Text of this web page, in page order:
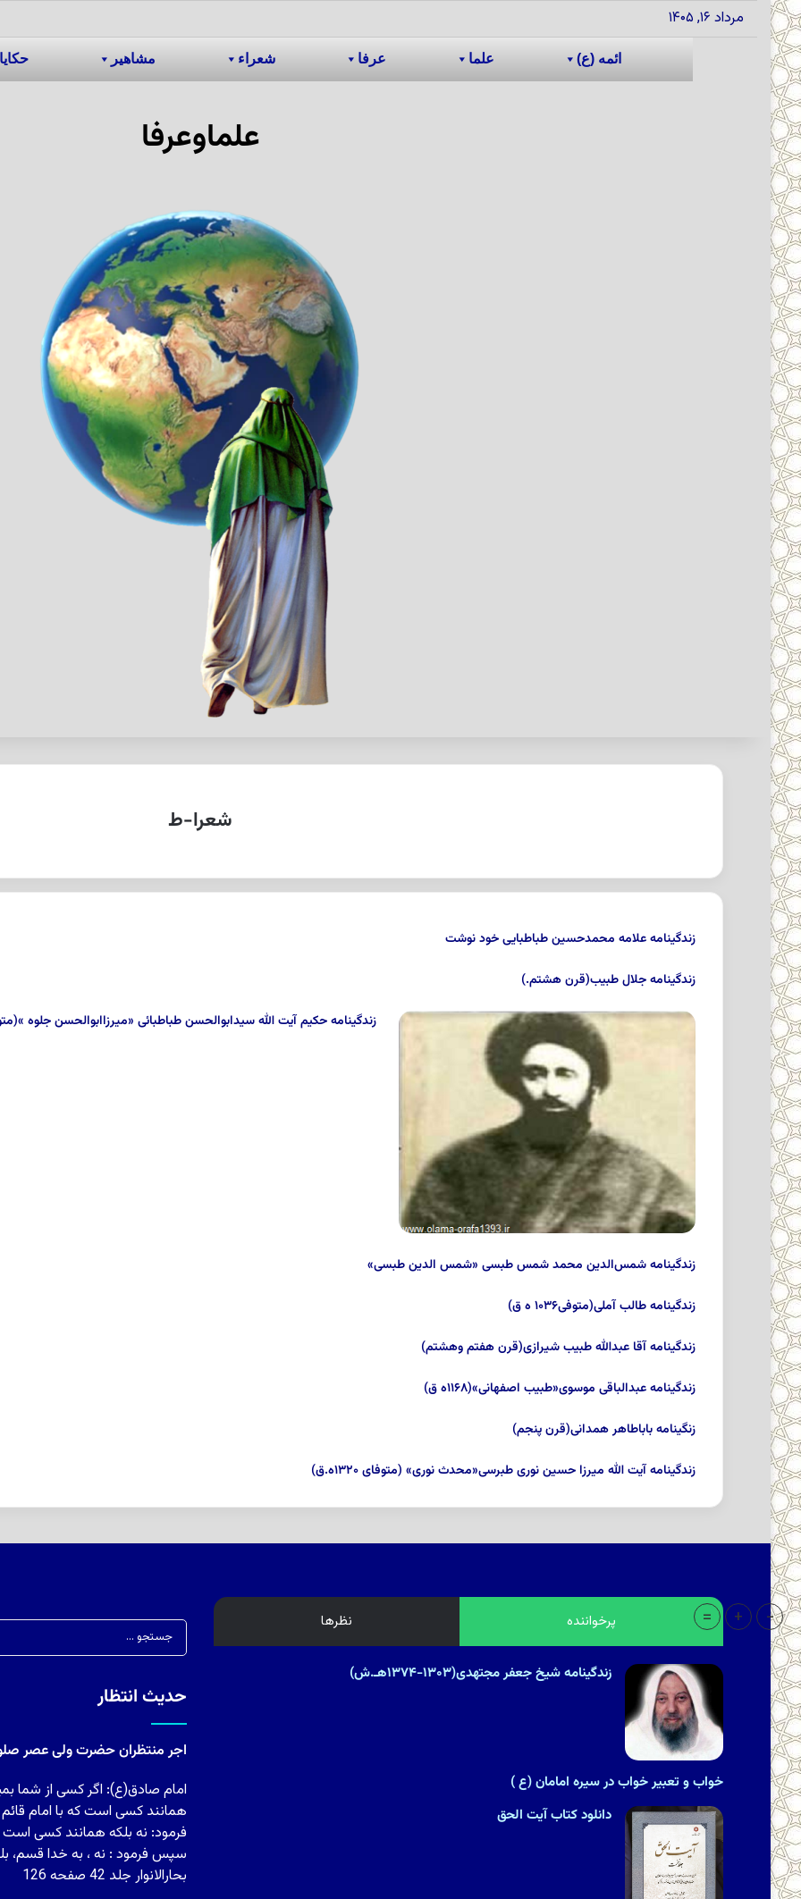
مرداد ۱۶, ۱۴۰۵
ائمه (ع) علما عرفا شعراء مشاهیر
علماوعرفا
شعرا-ط
زندگینامه علامه محمدحسین‏ طباطبایى‏ خود نوشت
زندگینامه جلال‌ طبیب‌(قرن‌ هشتم‌.)
زندگینامه حکیم آیت الله سیدابوالحسن‌ طباطبائی‌ «میرزاابوالحسن‌ جلوه‌ »(متوفی
زندگینامه شمس‌الدین محمد شمس طبسی «شمس الدین طبسی»
زندگینامه طالب آملی(متوفی۱۰۳۶ ه ق)
زندگینامه آقا عبدالله طبیب شیرازی(قرن هفتم وهشتم)
زندگینامه عبدالباقی موسوی«طبیب اصفهانی»(۱۱۶۸ه ق)
زنگینامه باباطاهر همدانی(قرن پنجم)
زندگینامه آیت الله میرزا حسین نورى طبرسى«محدث نورى» (متوفاى ۱۳۲۰ه.ق)
پرخواننده نظرها
زندگینامه شیخ جعفر مجتهدی(۱۳۰۳-۱۳۷۴هـ.ش)
خواب و تعبیر خواب در سیره امامان (ع )
دانلود کتاب آیت الحق
حدیث انتظار
اجر منتظران حضرت ولی عصر
امام صادق(ع): اگر کسی از شما
همانند کسی است که با امام
فرمود: نه بلکه همانند کسی
سپس فرمود : نه ، به خدا قسم،
بحارالانوار جلد 42 صفحه 126
-
+
=